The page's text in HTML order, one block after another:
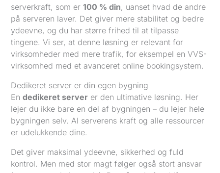
serverkraft, som er100 % din, uanset hvad de andre
på serveren laver. Det giver mere stabilitet og bedre
ydeevne, og du har større frihed til at tilpasse
tingene. Vi ser, at denne løsning er relevant for
virksomheder med mere trafik, for eksempel en VVS-
virksomhed med et avanceret online bookingsystem.
Dedikeret server er din egen bygning
Endedikeret server er den ultimative løsning. Her
lejer du ikke bare en del af bygningen – du lejer hele
bygningen selv. Al serverens kraft og alle ressourcer
er udelukkende dine.
Det giver maksimal ydeevne, sikkerhed og fuld
kontrol. Men med stor magt følger også stort ansvar